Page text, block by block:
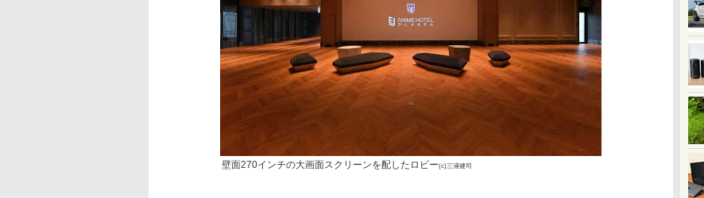
壁面270インチの大画面スクリーンを配したロビー(c)三浦健司